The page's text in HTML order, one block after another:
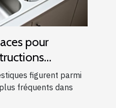
pour
figurent parmi
fréquents dans